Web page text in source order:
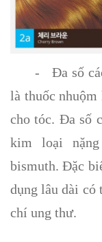
- Đa số các
là thuốc nhuộm
cho tóc. Đa số
kim loại
bismuth. Đặc
dụng lâu dài có
chí ung thư.